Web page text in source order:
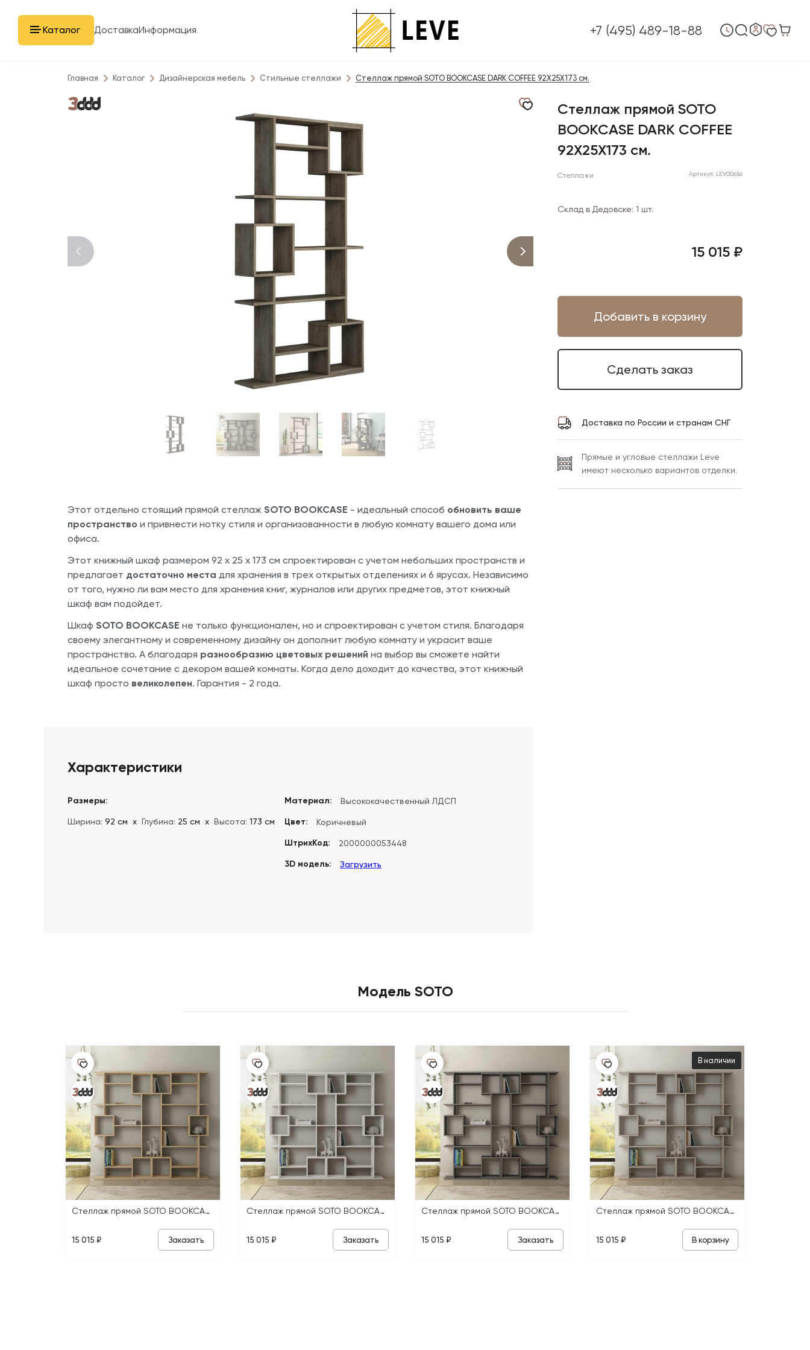
Каталог ДоставкаИнформация +7 (495) 489-18-88
Главная Каталог Дизайнерская мебель Стильные стеллажи Стеллаж прямой SOTO BOOKCASE DARK COFFEE 92X25X173 см.
Этот отдельно стоящий прямой стеллаж SOTO BOOKCASE - идеальный способ обновить ваше
пространство и привнести нотку стиля и организованности в любую комнату вашего дома или
офиса.
Этот книжный шкаф размером 92 x 25 x 173 см спроектирован с учетом небольших пространств и
предлагает достаточно места для хранения в трех открытых отделениях и 6 ярусах. Независимо
от того, нужно ли вам место для хранения книг, журналов или других предметов, этот книжный
шкаф вам подойдет.
Шкаф SOTO BOOKCASE не только функционален, но и спроектирован с учетом стиля. Благодаря
своему элегантному и современному дизайну он дополнит любую комнату и украсит ваше
пространство. А благодаря разнообразию цветовых решений на выбор вы сможете найти
идеальное сочетание с декором вашей комнаты. Когда дело доходит до качества, этот книжный
шкаф просто великолепен. Гарантия - 2 года.
Характеристики
Размеры:
Ширина: 92 см х Глубина: 25 см х Высота: 173 см
Материал: Высококачественный ЛДСП
Цвет: Коричневый
ШтрихКод: 2000000053448
3D модель: Загрузить
Стеллаж прямой SOTO
BOOKCASE DARK COFFEE
92X25X173 см.
Стеллажи Артикул: LEV00656
Склад в Дедовске: 1 шт.
15 015 ₽
Добавить в корзину
Сделать заказ
Доставка по России и странам СНГ
Прямые и угловые стеллажи Leve
имеют несколько вариантов отделки.
Модель SOTO
Стеллаж прямой SOTO BOOKCASE
15 015 ₽ Заказать
Стеллаж прямой SOTO BOOKCASE
15 015 ₽ Заказать
Стеллаж прямой SOTO BOOKCASE
15 015 ₽ Заказать
В наличии
Стеллаж прямой SOTO BOOKCASE
15 015 ₽ В корзину